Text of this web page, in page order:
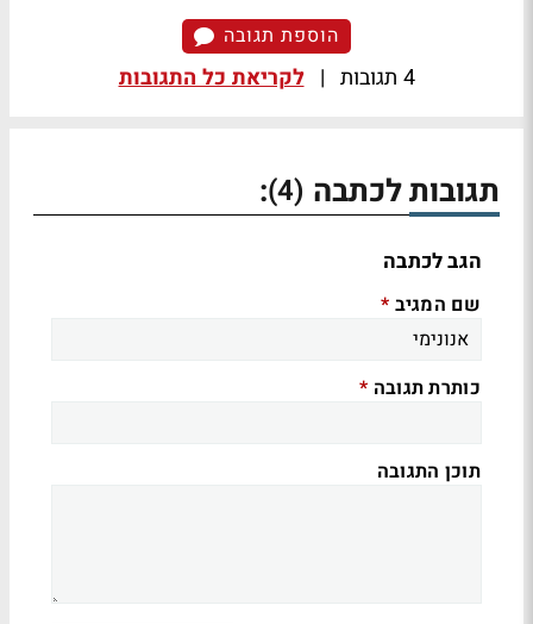
הוספת תגובה
4 תגובות | לקריאת כל התגובות
תגובות לכתבה (4)
:
הגב לכתבה
שם המגיב *
כותרת תגובה *
תוכן התגובה